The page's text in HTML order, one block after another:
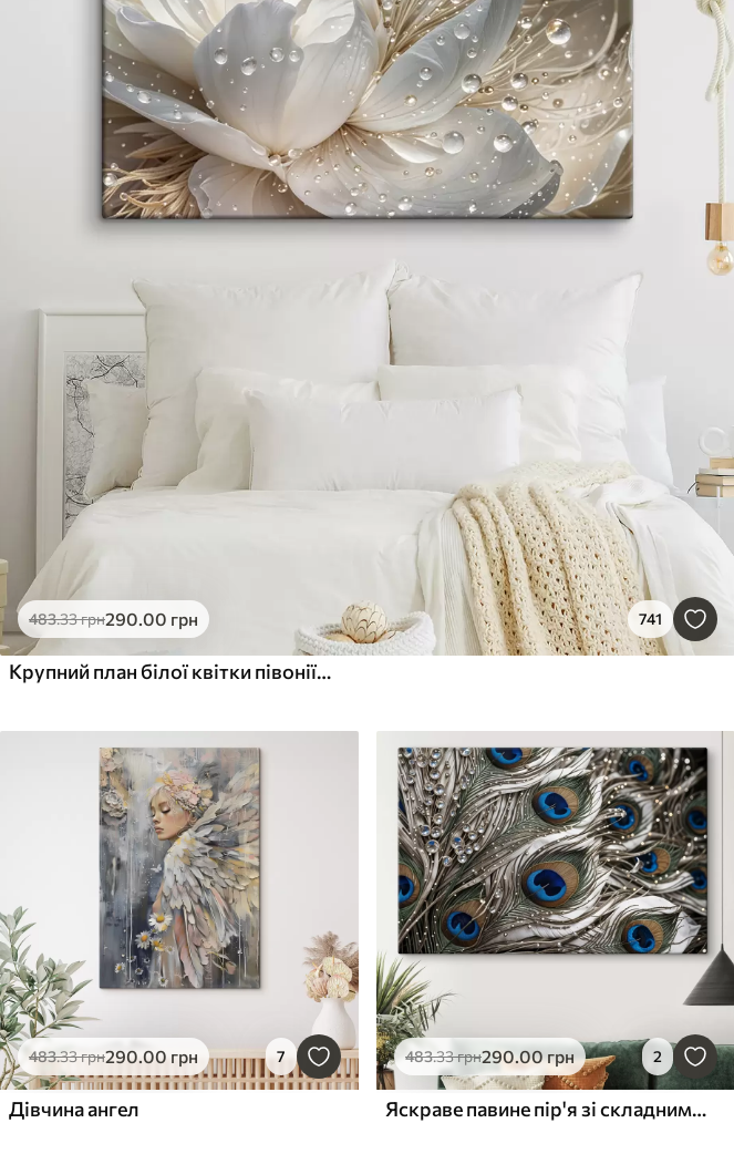
483.33грн290.00 грн 741
Крупний план білої квітки півонії з крапельками води на пелюстках на розмитому фоні
483.33грн290.00 грн 7
Дівчина ангел
483.33грн290.00грн 2
Яскраве павине пір'я зі складними візерунками та вражаючими синіми візерунками